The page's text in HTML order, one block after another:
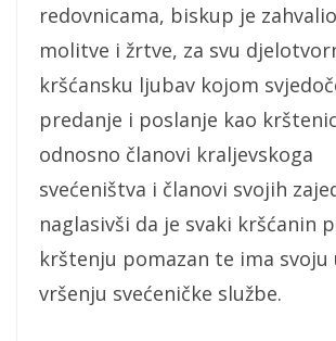
redovnicama, biskup je
molitve i žrtve, za svu
kršćansku ljubav kojom
predanje i poslanje kao
odnosno članovi kraljevskoga
svećeništva i članovi svojih
naglasivši da je svaki kršćanin
krštenju pomazan te ima svoju
vršenju svećeničke službe.